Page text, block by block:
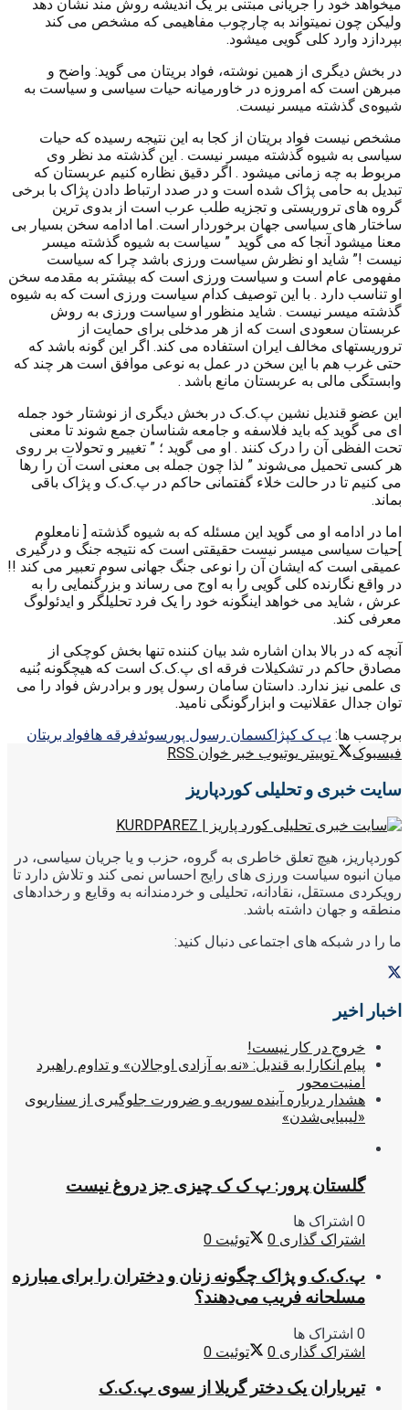
میخواهد خود را جریانی مبتنی بر یک اندیشه روش مند نشان دهد
ولیکن چون نمیتواند به چارچوب مفاهیمی که مشخص می کند
بپردازد وارد کلی گویی میشود.
در بخش دیگری از همین نوشته، فواد بریتان می گوید: واضح و
مبرهن است که امروزه در خاورمیانه حیات سیاسی و سیاست به
شیوه‌ی گذشته میسر نیست.
مشخص نیست فواد بریتان از کجا به این نتیجه رسیده که حیات
سیاسی به شیوه گذشته میسر نیست . این گذشته مد نظر وی
مربوط به چه زمانی میشود . اگر دقیق نظاره کنیم عربستان که
تبدیل به حامی پژاک شده است و در صدد ارتباط دادن پژاک با برخی
گروه های تروریستی و تجزیه طلب عرب است از بدوی ترین
ساختار های سیاسی جهان برخوردار است. اما ادامه سخن بسیار بی
معنا میشود آنجا که می گوید ” سیاست به شیوه گذشته میسر
نیست !” شاید او نظرش سیاست ورزی باشد چرا که سیاست
مفهومی عام است و سیاست ورزی است که بیشتر به مقدمه سخن
او تناسب دارد . با این توصیف کدام سیاست ورزی است که به شیوه
گذشته میسر نیست . شاید منظور او سیاست ورزی به روش
عربستان سعودی است که از هر مدخلی برای حمایت از
تروریستهای مخالف ایران استفاده می کند. اگر این گونه باشد که
حتی غرب هم با این سخن در عمل به نوعی موافق است هر چند که
وابستگی مالی به عربستان مانع باشد .
این عضو قندیل نشین پ.ک.ک در بخش دیگری از نوشتار خود جمله
ای می گوید که باید فلاسفه و جامعه شناسان جمع شوند تا معنی
تحت الفظی آن را درک کنند . او می گوید ؛ ” تغییر و تحولات بر روی
هر کسی تحمیل می‌شوند ” لذا چون جمله بی معنی است آن را رها
می کنیم تا در حالت خلاء گفتمانی حاکم در پ.ک.ک و پژاک باقی
بماند.
اما در ادامه او می گوید این مسئله که به شیوه گذشته [ نامعلوم
]حیات سیاسی میسر نیست حقیقتی است که نتیجه جنگ و درگیری
عمیقی است که ایشان آن را نوعی جنگ جهانی سوم تعبیر می کند !!
در واقع نگارنده کلی گویی را به اوج می رساند و بزرگنمایی را به
عرش ، شاید می خواهد اینگونه خود را یک فرد تحلیلگر و ایدئولوگ
معرفی کند.
آنچه که در بالا بدان اشاره شد بیان کننده تنها بخش کوچکی از
مصادق حاکم در تشکیلات فرقه ای پ.ک.ک است که هیچگونه بُنیه
ی علمی نیز ندارد. داستان سامان رسول پور و برادرش فواد را می
توان جدال عقلانیت و ابزارگونگی نامید.
برچسب ها: پ ک کپژاکسمان رسول پور سوئدفرقه هافواد بریتان
فیسبوک
توییتر یوتیوب خبر خوان RSS
سایت خبری و تحلیلی کوردپاریز
کوردپاریز، هیچ تعلق خاطری به گروه، حزب و یا جریان سیاسی، در
میان انبوه سیاست ورزی های رایج احساس نمی کند و تلاش دارد تا
رویکردی مستقل، نقادانه، تحلیلی و خردمندانه به وقایع و رخدادهای
منطقه و جهان داشته باشد.
ما را در شبکه های اجتماعی دنبال کنید:
اخبار اخیر
خروج در کار نیست!
پیام آنکارا به قندیل: «نه به آزادی اوجالان» و تداوم راهبرد
امنیت‌محور
هشدار درباره آینده سوریه و ضرورت جلوگیری از سناریوی
«لیبیایی‌شدن»
گلستان پرور: پ ک ک چیزی جز دروغ نیست
0 اشتراک ها
اشتراک گذاری 0 توئیت 0
پ.ک.ک و پژاک چگونه زنان و دختران را برای مبارزه
مسلحانه فریب می‌دهند؟
0 اشتراک ها
اشتراک گذاری 0 توئیت 0
تیرباران یک دختر گریلا از سوی پ.ک.ک